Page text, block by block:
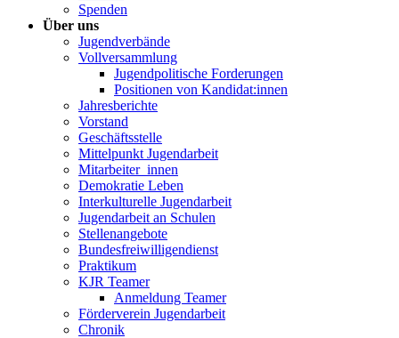
Spenden
Über uns
Jugendverbände
Vollversammlung
Jugendpolitische Forderungen
Positionen von Kandidat:innen
Jahresberichte
Vorstand
Geschäftsstelle
Mittelpunkt Jugendarbeit
Mitarbeiter_innen
Demokratie Leben
Interkulturelle Jugendarbeit
Jugendarbeit an Schulen
Stellenangebote
Bundesfreiwilligendienst
Praktikum
KJR Teamer
Anmeldung Teamer
Förderverein Jugendarbeit
Chronik